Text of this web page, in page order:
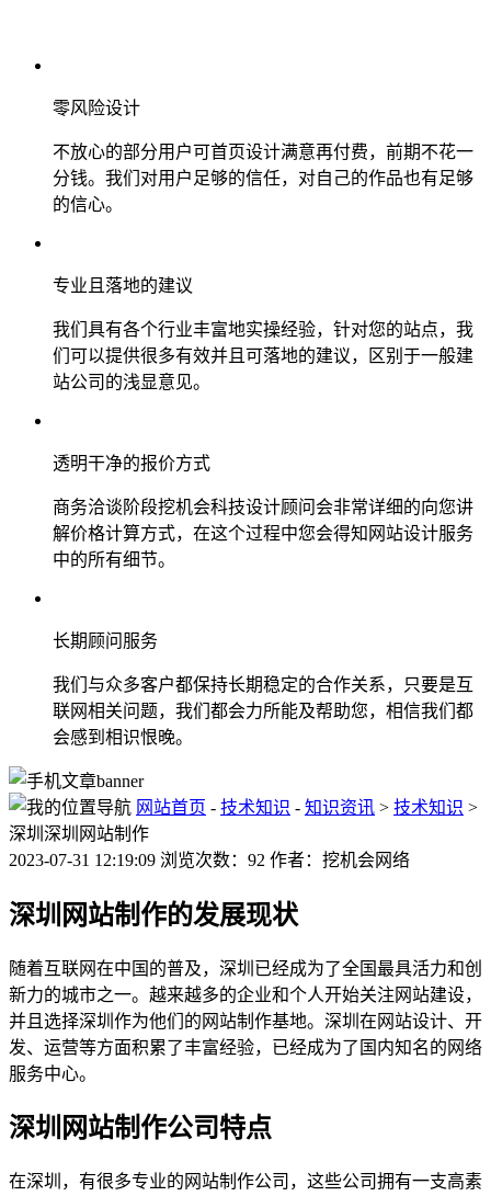
零风险设计
不放心的部分用户可首页设计满意再付费，前期不花一
分钱。我们对用户足够的信任，对自己的作品也有足够
的信心。
专业且落地的建议
我们具有各个行业丰富地实操经验，针对您的站点，我
们可以提供很多有效并且可落地的建议，区别于一般建
站公司的浅显意见。
透明干净的报价方式
商务洽谈阶段挖机会科技设计顾问会非常详细的向您讲
解价格计算方式，在这个过程中您会得知网站设计服务
中的所有细节。
长期顾问服务
我们与众多客户都保持长期稳定的合作关系，只要是互
联网相关问题，我们都会力所能及帮助您，相信我们都
会感到相识恨晚。
网站首页 - 技术知识 - 知识资讯 > 技术知识 >
深圳深圳网站制作
2023-07-31 12:19:09 浏览次数：92 作者：挖机会网络
深圳网站制作的发展现状
随着互联网在中国的普及，深圳已经成为了全国最具活力和创
新力的城市之一。越来越多的企业和个人开始关注网站建设，
并且选择深圳作为他们的网站制作基地。深圳在网站设计、开
发、运营等方面积累了丰富经验，已经成为了国内知名的网络
服务中心。
深圳网站制作公司特点
在深圳，有很多专业的网站制作公司，这些公司拥有一支高素